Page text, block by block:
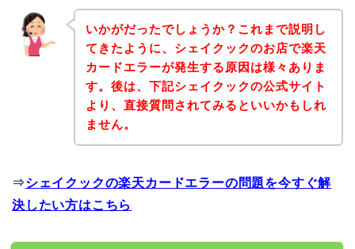
いかがだったでしょうか？これまで説明し
てきたように、シェイクックのお店で楽天
カードエラーが発生する原因は様々ありま
す。後は、下記シェイクックの公式サイト
より、直接質問されてみるといいかもしれ
ません。
⇒シェイクックの楽天カードエラーの問題を今すぐ解
決したい方はこちら